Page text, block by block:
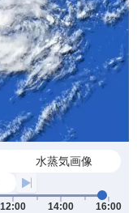
水蒸気画像
12:00 14:00 16:00